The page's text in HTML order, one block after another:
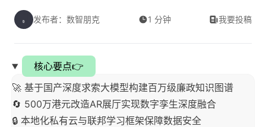
发布者：数智朋克 1 分钟 我要投稿
核心要点👉
🚀 基于国产深度求索大模型构建百万级廉政知识图谱
🔄 500万港元改造AR展厅实现数字孪生深度融合
🔒 本地化私有云与联邦学习框架保障数据安全